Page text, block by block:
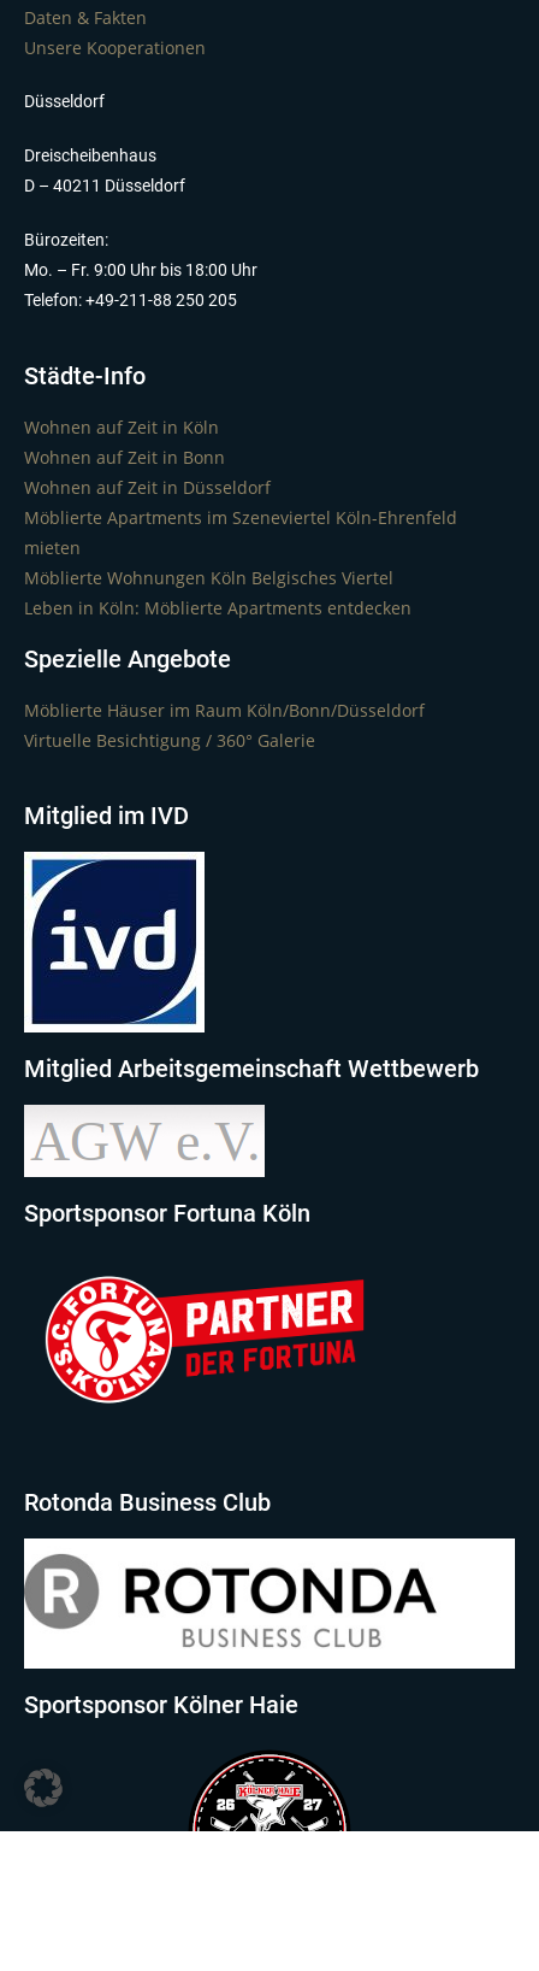
Daten & Fakten
Unsere Kooperationen
Düsseldorf
Dreischeibenhaus
D – 40211 Düsseldorf
Bürozeiten:
Mo. – Fr. 9:00 Uhr bis 18:00 Uhr
Telefon: +49-211-88 250 205
Städte-Info
Wohnen auf Zeit in Köln
Wohnen auf Zeit in Bonn
Wohnen auf Zeit in Düsseldorf
Möblierte Apartments im Szeneviertel Köln-Ehrenfeld
mieten
Möblierte Wohnungen Köln Belgisches Viertel
Leben in Köln: Möblierte Apartments entdecken
Spezielle Angebote
Möblierte Häuser im Raum Köln/Bonn/Düsseldorf
Virtuelle Besichtigung / 360° Galerie
Mitglied im IVD
Mitglied Arbeitsgemeinschaft Wettbewerb
Sportsponsor Fortuna Köln
Rotonda Business Club
Sportsponsor Kölner Haie